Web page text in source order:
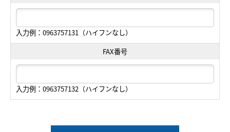
入力例：0963757131（ハイフンなし）
FAX番号
入力例：0963757132（ハイフンなし）